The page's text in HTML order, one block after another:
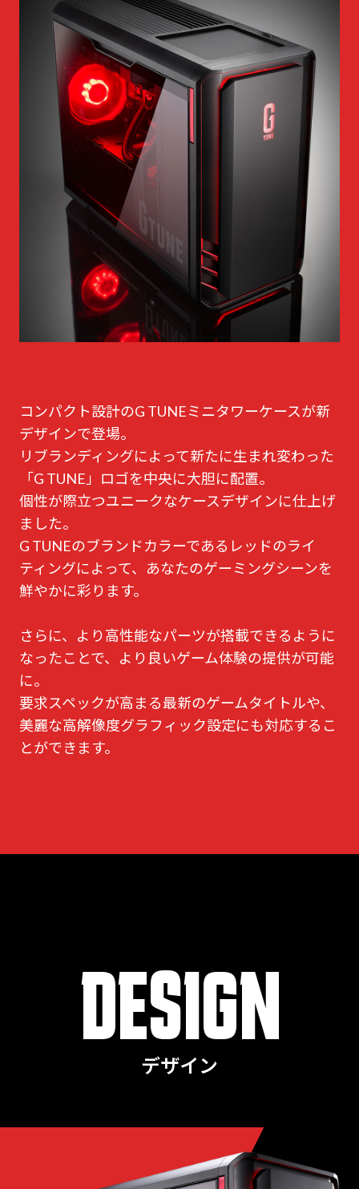
コンパクト設計のG TUNEミニタワーケースが新
デザインで登場。
リブランディングによって新たに生まれ変わった
「G TUNE」ロゴを中央に大胆に配置。
個性が際立つユニークなケースデザインに仕上げ
ました。
G TUNEのブランドカラーであるレッドのライ
ティングによって、あなたのゲーミングシーンを
鮮やかに彩ります。
さらに、より高性能なパーツが搭載できるように
なったことで、より良いゲーム体験の提供が可能
に。
要求スペックが高まる最新のゲームタイトルや、
美麗な高解像度グラフィック設定にも対応するこ
とができます。
DESIGN
デザイン